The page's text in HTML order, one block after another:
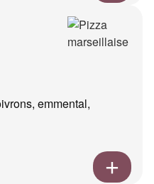
emmental,